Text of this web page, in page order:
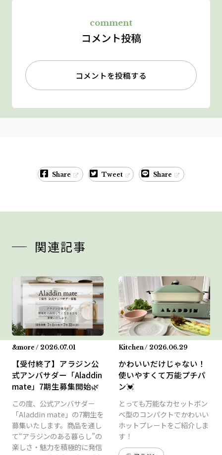
comment
コメント投稿
コメントを投稿する
Share Tweet Share
関連記事
&more / 2026.07.01
【受付終了】アラジン公
式アンバサダー「Aladdin
mate」7期生募集開始🌿
この度、公式アンバサダー
「Aladdin mate」の7期生を
募集いたします。商品を通し
て“アラジンのある暮らし”の
楽しさ・魅力を積極的に発信
Kitchen / 2026.06.29
かわいいだけじゃない！
使いやすくて万能プチパ
ン💓
とっても万能なカセットボン
ベ型のコンパクトでかわいい
ホットプレートをご紹介しま
す！